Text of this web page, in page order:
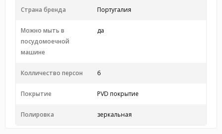
Страна бренда Португалия
Можно мыть в
посудомоечной
машине
да
Колличество персон 6
Покрытие PVD покрытие
Полировка зеркальная